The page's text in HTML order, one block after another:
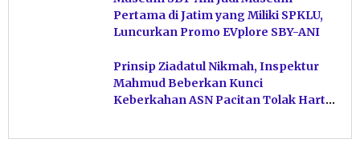
Pertama di Jatim yang Miliki SPKLU,
Luncurkan Promo EVplore SBY-ANI
Prinsip Ziadatul Nikmah, Inspektur
Mahmud Beberkan Kunci
Keberkahan ASN Pacitan Tolak Harta